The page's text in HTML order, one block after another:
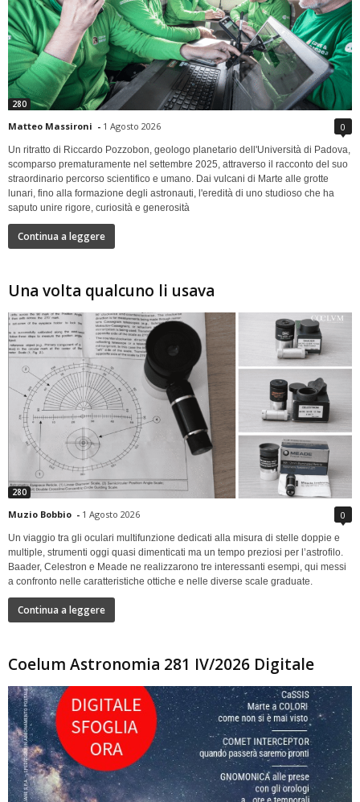
280
Matteo Massironi - 1 Agosto 2026 0
Un ritratto di Riccardo Pozzobon, geologo planetario dell'Università di Padova,
scomparso prematuramente nel settembre 2025, attraverso il racconto del suo
straordinario percorso scientifico e umano. Dai vulcani di Marte alle grotte
lunari, fino alla formazione degli astronauti, l'eredità di uno studioso che ha
saputo unire rigore, curiosità e generosità
Continua a leggere
Una volta qualcuno li usava
280
Muzio Bobbio - 1 Agosto 2026 0
Un viaggio tra gli oculari multifunzione dedicati alla misura di stelle doppie e
multiple, strumenti oggi quasi dimenticati ma un tempo preziosi per l’astrofilo.
Baader, Celestron e Meade ne realizzarono tre interessanti esempi, qui messi
a confronto nelle caratteristiche ottiche e nelle diverse scale graduate.
Continua a leggere
Coelum Astronomia 281 IV/2026 Digitale